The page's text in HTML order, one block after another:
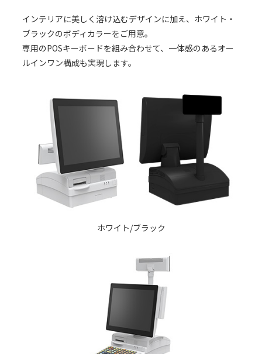
インテリアに美しく溶け込むデザインに加え、ホワイト・
ブラックのボディカラーをご用意。
専用のPOSキーボードを組み合わせて、一体感のあるオー
ルインワン構成も実現します。
ホワイト/ブラック